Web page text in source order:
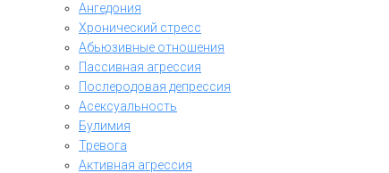
Ангедония
Хронический стресс
Абьюзивные отношения
Пассивная агрессия
Послеродовая депрессия
Асексуальность
Булимия
Тревога
Активная агрессия